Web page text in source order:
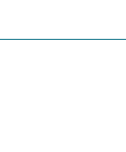
案内を郵送・Eメ